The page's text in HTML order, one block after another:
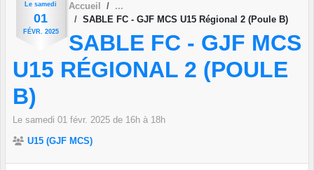
Le samedi
01
FÉVR. 2025
Accueil
SABLE FC - GJF MCS U15 Régional 2 (Poule B)
SABLE FC - GJF MCS
U15 RÉGIONAL 2 (POULE
B)
Le samedi 01 févr. 2025 de 16h à 18h
U15 (GJF MCS)